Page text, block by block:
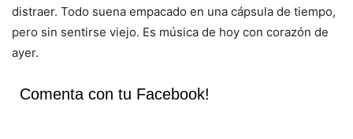
distraer. Todo suena empacado en una cápsula de tiempo,
pero sin sentirse viejo. Es música de hoy con corazón de
ayer.
Comenta con tu Facebook!